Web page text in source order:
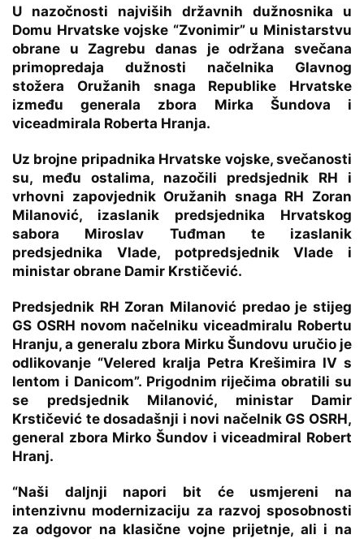
U nazočnosti najviših državnih dužnosnika u
Domu Hrvatske vojske “Zvonimir” u Ministarstvu
obrane u Zagrebu danas je održana svečana
primopredaja dužnosti načelnika Glavnog
stožera Oružanih snaga Republike Hrvatske
između generala zbora Mirka Šundova i
viceadmirala Roberta Hranja.
Uz brojne pripadnika Hrvatske vojske, svečanosti
su, među ostalima, nazočili predsjednik RH i
vrhovni zapovjednik Oružanih snaga RH Zoran
Milanović, izaslanik predsjednika Hrvatskog
sabora Miroslav Tuđman te izaslanik
predsjednika Vlade, potpredsjednik Vlade i
ministar obrane Damir Krstičević.
Predsjednik RH Zoran Milanović predao je stijeg
GS OSRH novom načelniku viceadmiralu Robertu
Hranju, a generalu zbora Mirku Šundovu uručio je
odlikovanje “Velered kralja Petra Krešimira IV s
lentom i Danicom”. Prigodnim riječima obratili su
se predsjednik Milanović, ministar Damir
Krstičević te dosadašnji i novi načelnik GS OSRH,
general zbora Mirko Šundov i viceadmiral Robert
Hranj.
“Naši daljnji napori bit će usmjereni na
intenzivnu modernizaciju za razvoj sposobnosti
za odgovor na klasične vojne prijetnje, ali i na